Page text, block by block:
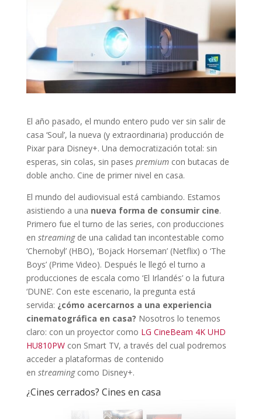
El año pasado, el mundo entero pudo ver sin salir de
casa ‘Soul’, la nueva (y extraordinaria) producción de
Pixar para Disney+. Una democratización total: sin
esperas, sin colas, sin pases premium con butacas de
doble ancho. Cine de primer nivel en casa.
El mundo del audiovisual está cambiando. Estamos
asistiendo a una nueva forma de consumir cine.
Primero fue el turno de las series, con producciones
en streaming de una calidad tan incontestable como
‘Chernobyl’ (HBO), ‘Bojack Horseman’ (Netflix) o ‘The
Boys’ (Prime Video). Después le llegó el turno a
producciones de escala como ‘El Irlandés’ o la futura
‘DUNE’. Con este escenario, la pregunta está
servida: ¿cómo acercarnos a una experiencia
cinematográfica en casa? Nosotros lo tenemos
claro: con un proyector como LG CineBeam 4K UHD
HU810PWcon Smart TV, a través del cual podremos
acceder a plataformas de contenido
en streaming como Disney+.
¿Cines cerrados? Cines en casa